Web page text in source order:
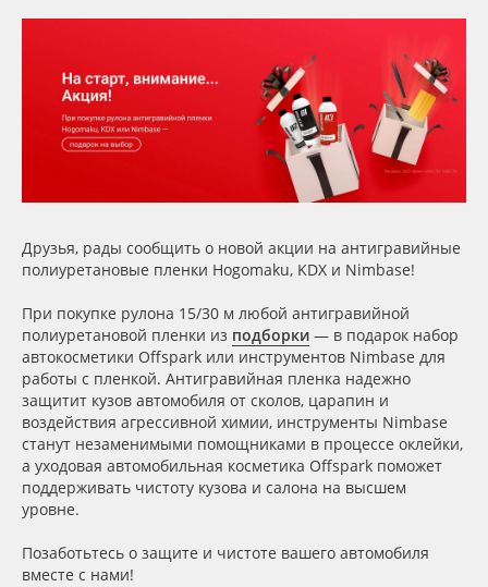
Доставка
Оплата
Инструкции
Компания
Контакты
Блог
Поставщикам
Избранное
Листовые материалы
Чернила
Мобильные конструкции и POS-материалы
Профильные системы
Сублимация и термотрансфер
Светотехника
Инженерные пластики
Упаковочные материалы
Друзья, рады сообщить о новой акции на антигравийные
полиуретановые пленки Hogomaku, KDX и Nimbase!
При покупке рулона 15/30 м любой антигравийной
полиуретановой пленки из подборки — в подарок набор
автокосметики Offspark или инструментов Nimbase для
работы с пленкой. Антигравийная пленка надежно
защитит кузов автомобиля от сколов, царапин и
воздействия агрессивной химии, инструменты Nimbase
станут незаменимыми помощниками в процессе оклейки,
а уходовая автомобильная косметика Offspark поможет
поддерживать чистоту кузова и салона на высшем
уровне.
Позаботьтесь о защите и чистоте вашего автомобиля
вместе с нами!